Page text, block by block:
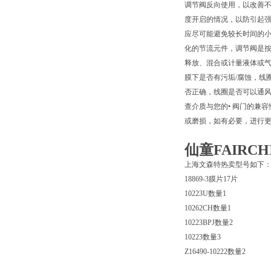
调节阀反向使用，以改善
度开启的情况，以防引起
应尽可能避免较长时间的
化的节流元件，调节阀是
释放、混合或计量液体或
膜下是否有污垢/腐蚀，线
否正确，线圈是否可以通
查介质与您的• 阀门的兼
或磨损，如有必要，进行
仙童
上海文森特热卖型号如下：
18869-3膜片17片
10223U数量1
10262CH数量1
10223BPJ数量2
10223数量3
Z16490-10222数量2